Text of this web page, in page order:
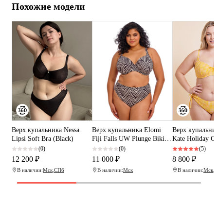
Похожие модели
Верх купальника Nessa
Lipsi Soft Bra (Black)
(0)
12 200 ₽
В наличии:Мск СПб
Верх купальника Elomi
Fiji Falls UW Plunge Bikini
Top (Black)
(0)
11 000 ₽
В наличии:Мск
Верх
Kate Holiday
Scooped
(Sunshine
(5)
8 800 ₽
В наличии:Мск